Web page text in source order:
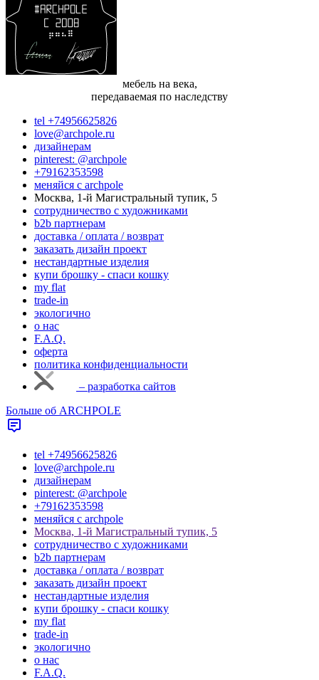
мебель на века,
передаваемая по наследству
tel +74956625826
love@archpole.ru
дизайнерам
pinterest: @archpole
+79162353598
меняйся с аrchpole
Москва, 1-й Магистральный тупик, 5
cотрудничество с художниками
b2b партнерам
доставка / оплата / возврат
заказать дизайн проект
нестандартные изделия
купи брошку - спаси кошку
my flat
trade-in
экологично
о нас
F.A.Q.
оферта
политика конфиденциальности
– разработка сайтов
Больше об ARCHPOLE
tel +74956625826
love@archpole.ru
дизайнерам
pinterest: @archpole
+79162353598
меняйся с аrchpole
Москва, 1-й Магистральный тупик, 5
cотрудничество с художниками
b2b партнерам
доставка / оплата / возврат
заказать дизайн проект
нестандартные изделия
купи брошку - спаси кошку
my flat
trade-in
экологично
о нас
F.A.Q.